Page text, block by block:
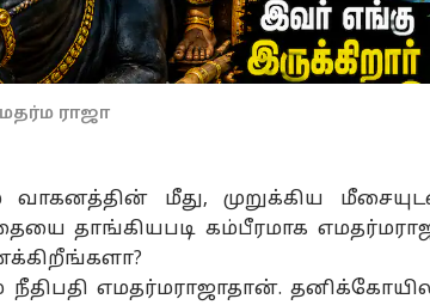
ராஜா
மீது, முறுக்கிய
தாங்கியபடி கம்பீரமாக
எமதர்மராஜாதான்.